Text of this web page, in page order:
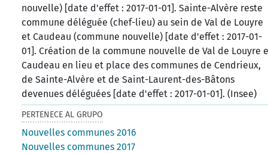
nouvelle) [date d'effet : 2017-01-01]. Sainte-Alvère reste
commune déléguée (chef-lieu) au sein de Val de Louyre
et Caudeau (commune nouvelle) [date d'effet : 2017-01-
01]. Création de la commune nouvelle de Val de Louyre
Caudeau en lieu et place des communes de Cendrieux,
de Sainte-Alvère et de Saint-Laurent-des-Bâtons
devenues déléguées [date d'effet : 2017-01-01]. (Insee)
PERTENECE AL GRUPO
Nouvelles communes 2016
Nouvelles communes 2017